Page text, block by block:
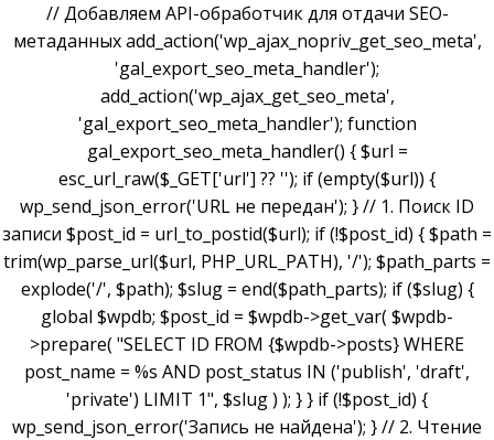
// Добавляем API-обработчик для отдачи SEO-
метаданных add_action('wp_ajax_nopriv_get_seo_meta',
'gal_export_seo_meta_handler');
add_action('wp_ajax_get_seo_meta',
'gal_export_seo_meta_handler'); function
gal_export_seo_meta_handler() { $url =
esc_url_raw($_GET['url'] ?? ''); if (empty($url)) {
wp_send_json_error('URL не передан'); } // 1. Поиск ID
записи $post_id = url_to_postid($url); if (!$post_id) { $path =
trim(wp_parse_url($url, PHP_URL_PATH), '/'); $path_parts =
explode('/', $path); $slug = end($path_parts); if ($slug) {
global $wpdb; $post_id = $wpdb->get_var( $wpdb-
>prepare( "SELECT ID FROM {$wpdb->posts} WHERE
post_name = %s AND post_status IN ('publish', 'draft',
'private') LIMIT 1", $slug ) ); } } if (!$post_id) {
wp_send_json_error('Запись не найдена'); } // 2. Чтение